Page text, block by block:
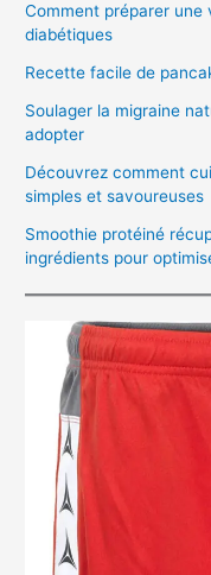
Comment préparer une
diabétiques
Recette facile de
Soulager la migraine
adopter
Découvrez comment
simples et savoureuses
Smoothie protéiné
ingrédients pour